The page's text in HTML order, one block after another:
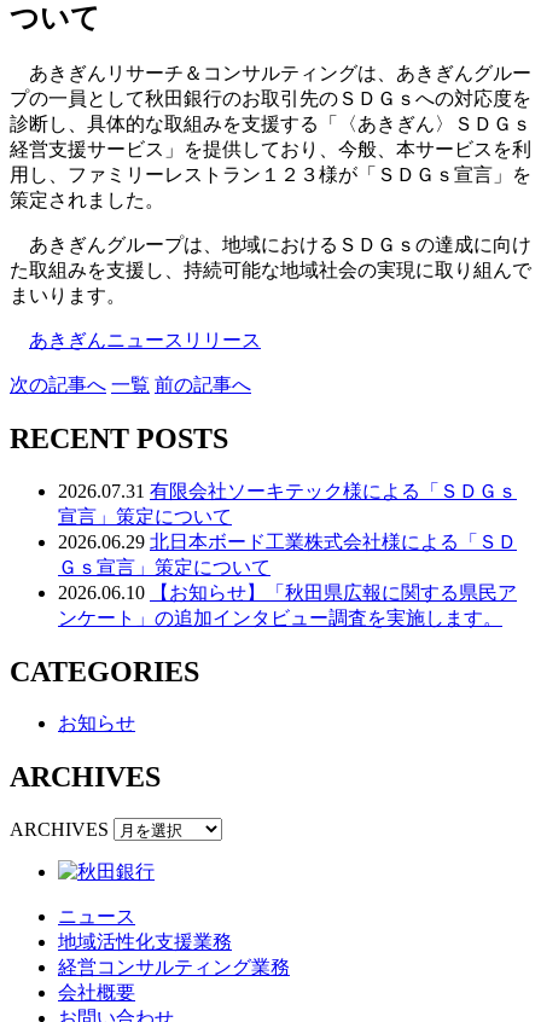
ついて
あきぎんリサーチ＆コンサルティングは、あきぎんグルー
プの一員として秋田銀行のお取引先のＳＤＧｓへの対応度を
診断し、具体的な取組みを支援する「〈あきぎん〉ＳＤＧｓ
経営支援サービス」を提供しており、今般、本サービスを利
用し、ファミリーレストラン１２３様が「ＳＤＧｓ宣言」を
策定されました。
あきぎんグループは、地域におけるＳＤＧｓの達成に向け
た取組みを支援し、持続可能な地域社会の実現に取り組んで
まいります。
あきぎんニュースリリース
次の記事へ 一覧 前の記事へ
RECENT POSTS
2026.07.31 有限会社ソーキテック様による「ＳＤＧｓ
宣言」策定について
2026.06.29 北日本ボード工業株式会社様による「ＳＤ
Ｇｓ宣言」策定について
2026.06.10
【お知らせ】「秋田県広報に関する県民ア
ンケート」の追加インタビュー調査を実施します。
CATEGORIES
お知らせ
ARCHIVES
ARCHIVES
ニュース
地域活性化支援業務
経営コンサルティング業務
会社概要